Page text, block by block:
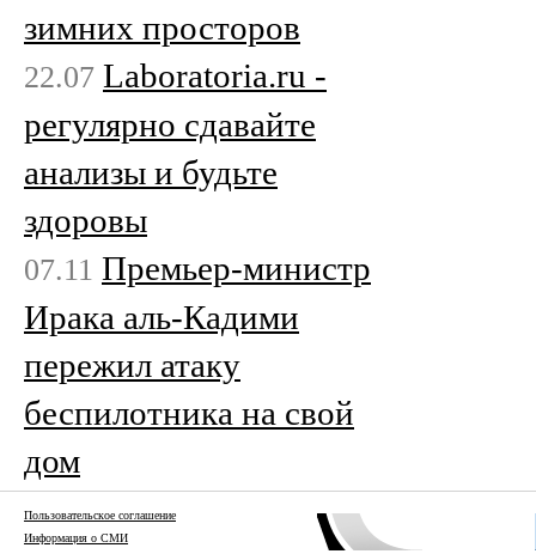
зимних просторов
22.07 Laboratoria.ru -
регулярно сдавайте
анализы и будьте
здоровы
07.11 Премьер-министр
Ирака аль-Кадими
пережил атаку
беспилотника на свой
дом
Пользовательское соглашение
Информация о СМИ